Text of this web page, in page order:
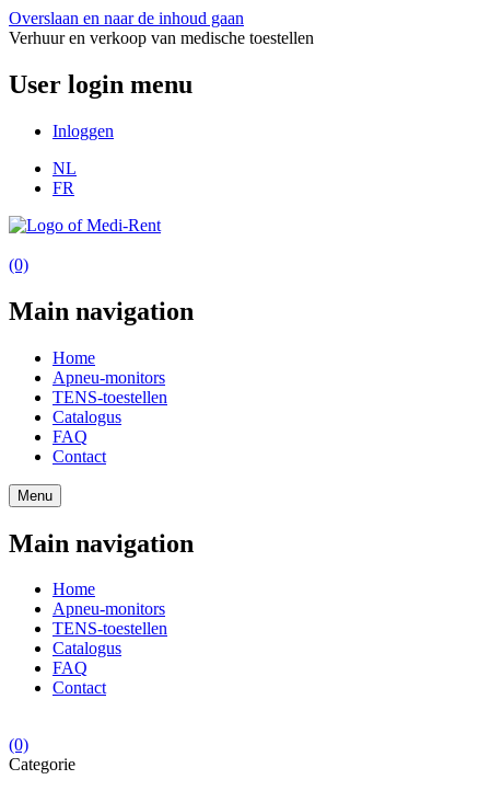
Overslaan en naar de inhoud gaan
Verhuur en verkoop van medische toestellen
User login menu
Inloggen
NL
FR
(0)
Main navigation
Home
Apneu-monitors
TENS-toestellen
Catalogus
FAQ
Contact
Menu
Main navigation
Home
Apneu-monitors
TENS-toestellen
Catalogus
FAQ
Contact
(0)
Categorie